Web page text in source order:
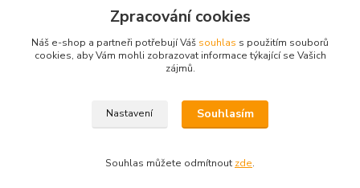
+420 602 118 290
9:00 až 16:00 v pracovní dny
akvárium Růžička 2011 - 2026
Zpracování cookies
Náš e-shop a partneři potřebují Váš souhlas s použitím souborů
cookies, aby Vám mohli zobrazovat informace týkající se Vašich
zájmů.
Nastavení Souhlasím
Souhlas můžete odmítnout zde.